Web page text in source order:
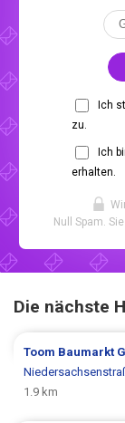
Ich
zu.
Ich
erhalten.
Null Spam.
Die nächste
Toom Baumarkt
1.9 km